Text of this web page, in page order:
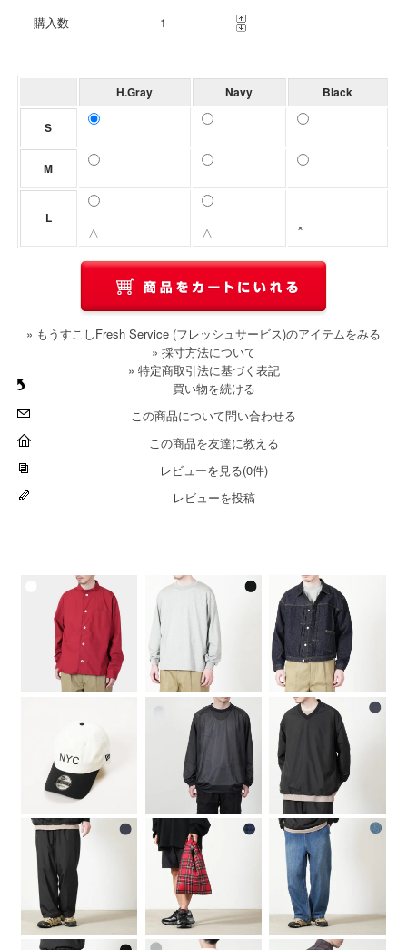
購入数
» 採寸方法について
» 特定商取引法に基づく表記
買い物を続ける
この商品について問い合わせる
この商品を友達に教える
レビューを見る(0件)
レビューを投稿
H.Gray Navy Black
S
M
L
△ △ ×
» もうすこしFresh Service (フレッシュサービス)のアイテムをみる